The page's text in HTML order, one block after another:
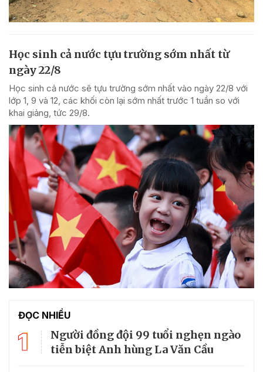
Học sinh cả nước tựu trường sớm nhất từ
ngày 22/8
Học sinh cả nước sẽ tựu trường sớm nhất vào ngày 22/8 với
lớp 1, 9 và 12, các khối còn lại sớm nhất trước 1 tuần so với
khai giảng, tức 29/8.
ĐỌC NHIỀU
1
Người đồng đội 99 tuổi nghẹn ngào
tiễn biệt Anh hùng La Văn Cầu